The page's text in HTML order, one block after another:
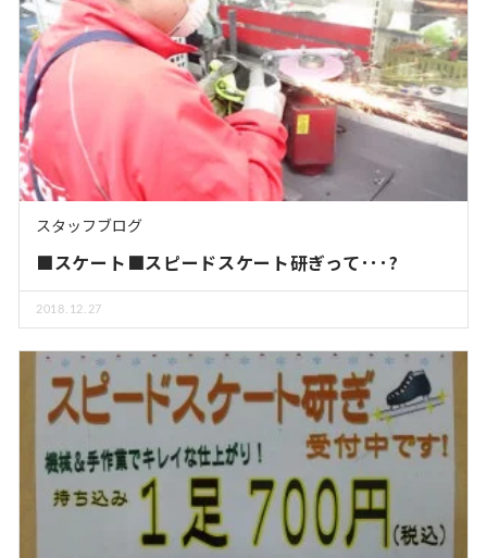
スタッフブログ
■スケート■スピードスケート研ぎって･･･?
2018.12.27